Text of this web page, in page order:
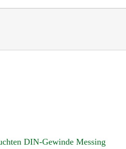
DIN-Gewinde Messing